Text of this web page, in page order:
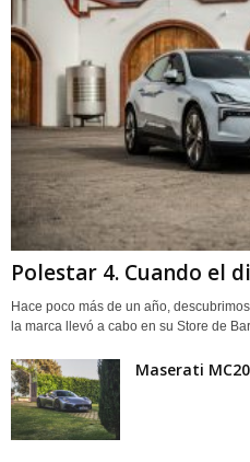
Polestar 4. Cuando el
Hace poco más de un año,
la marca llevó a cabo en su Store de
Maserati